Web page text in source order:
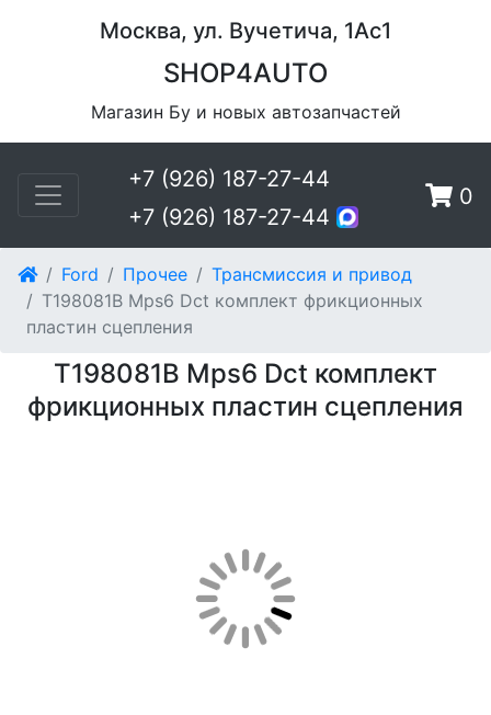
Москва, ул. Вучетича, 1Ас1
SHOP4AUTO
Магазин Бу и новых автозапчастей
+7 (926) 187-27-44
+7 (926) 187-27-44
0
Ford Прочее
Трансмиссия и привод
T198081B Mps6 Dct комплект фрикционных
пластин сцепления
T198081B Mps6 Dct комплект
фрикционных пластин сцепления